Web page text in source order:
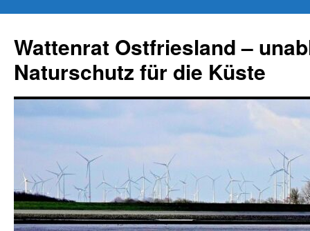
springen
Wattenrat Ostfriesland –
Naturschutz für die Küste